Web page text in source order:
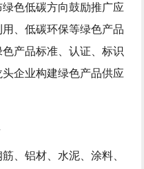
色低碳方向鼓励推广应
、低碳环保等绿色产品
产品标准、认证、标识
企业构建绿色产品供应
、铝材、水泥、涂料、